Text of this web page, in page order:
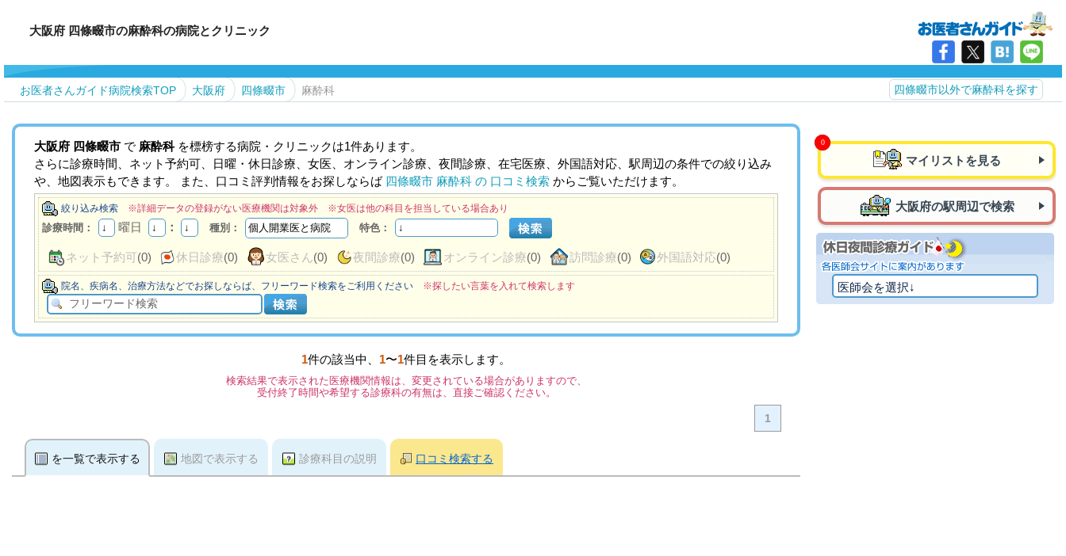
大阪府 四條畷市の麻酔科の病院とクリニック
お医者さんガイド病院検索TOP 大阪府 四條畷市 麻酔科 四條畷市以外で麻酔科を探す
大阪府 四條畷市 で 麻酔科を標榜する病院・クリニックは1件あります。
さらに診療時間、ネット予約可、日曜・休日診療、女医、オンライン診療、夜間診療、在宅医療、外国語対応、駅周辺の条件での絞り込み
や、地図表示もできます。 また、口コミ評判情報をお探しならば 四條畷市 麻酔科 の 口コミ検索 からご覧いただけます。
絞り込み検索 ※詳細データの登録がない医療機関は対象外 ※女医は他の科目を担当している場合あり
診療時間： 曜日 ： 種別： 特色：
ネット予約可(0) 休日診療(0) 女医さん(0) 夜間診療(0) オンライン診療(0) 訪問診療(0) 外国語対応(0)
院名、疾病名、治療方法などでお探しならば、フリーワード検索をご利用ください ※探したい言葉を入れて検索します
1件の該当中、 1〜1件目を表示します。
検索結果で表示された医療機関情報は、変更されている場合がありますので、
受付終了時間や希望する診療科の有無は、直接ご確認ください。
1
を一覧で表示する 地図で表示する 診療科目の説明 口コミ検索する
マイリストを見る
大阪府の駅周辺で検索